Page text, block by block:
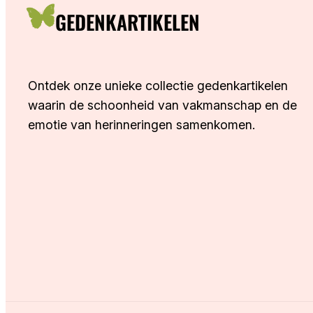
GEDENKARTIKELEN
Ontdek onze unieke collectie gedenkartikelen
waarin de schoonheid van vakmanschap en de
emotie van herinneringen samenkomen.